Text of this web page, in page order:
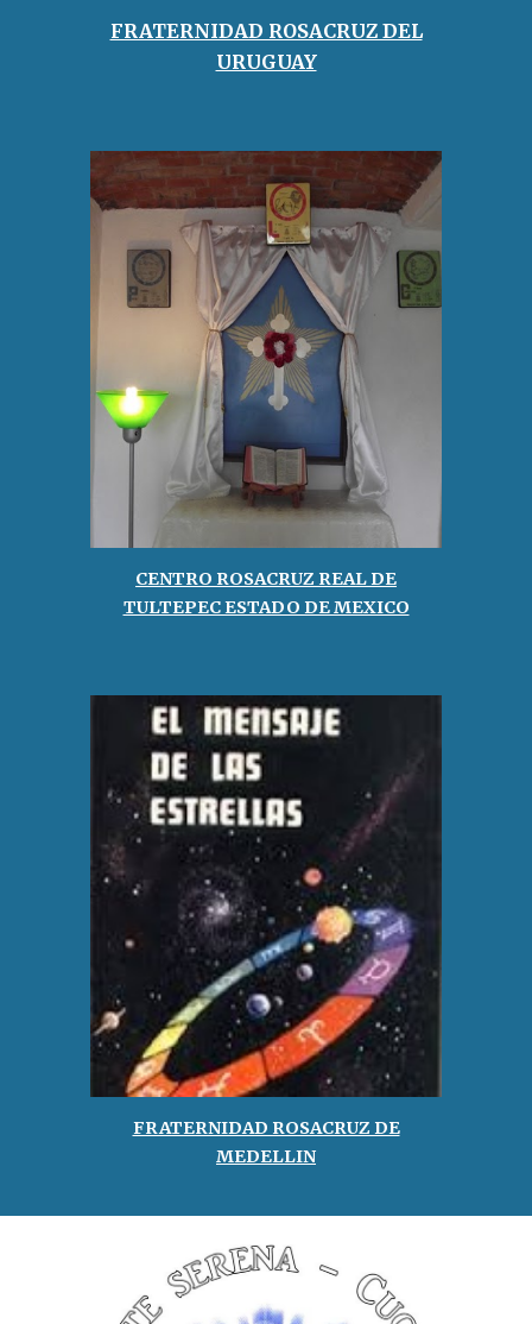
FRATERNIDAD ROSACRUZ DEL
URUGUAY
CENTRO ROSACRUZ REAL DE
TULTEPEC ESTADO DE MEXICO
FRATERNIDAD ROSACRUZ DE
MEDELLIN